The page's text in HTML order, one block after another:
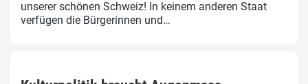
unserer schönen Schweiz! In keinem anderen Staat
verfügen die Bürgerinnen und…